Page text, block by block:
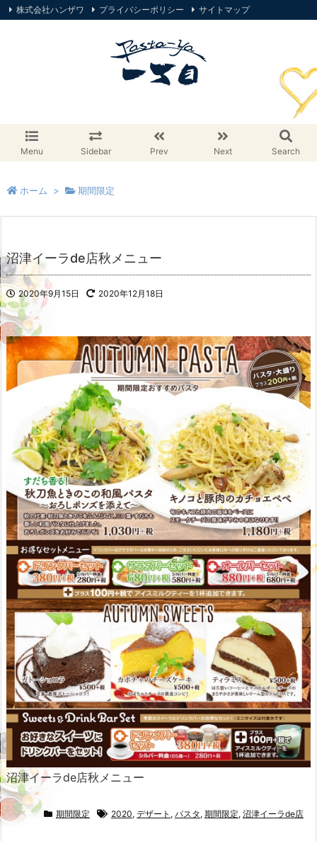
Menu Sidebar Prev Next Search
株式会社ハンザワ プライバシーポリシー
サイトマップ
ホーム > 期間限定
沼津イーラde店秋メニュー
2020年9月15日 2020年12月18日
沼津イーラde店秋メニュー
期間限定 2020, デザート , パスタ , 期間限定, 沼津イーラde店